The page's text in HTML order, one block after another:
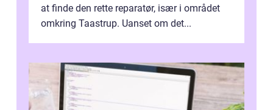
at finde den rette reparatør, især i området
omkring Taastrup. Uanset om det...